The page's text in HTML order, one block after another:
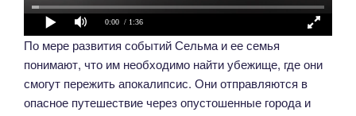
0:00 / 1:36
По мере развития событий Сельма и ее семья
понимают, что им необходимо найти убежище, где они
смогут пережить апокалипсис. Они отправляются в
опасное путешествие через опустошенные города и